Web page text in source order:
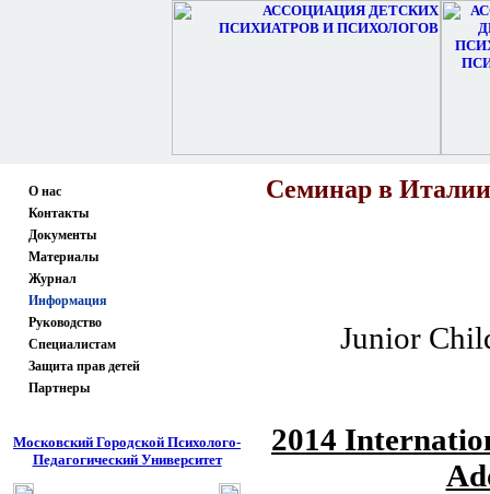
О нас
Контакты
Документы
Материалы
Журнал
Информация
Руководство
Специалистам
Защита прав детей
Партнеры
Московский Городской Психолого-
Педагогический Университет
Семинар в
Junior
2014